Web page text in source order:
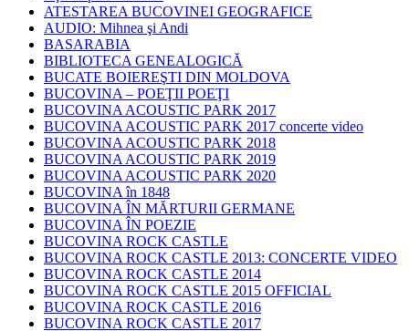
ATESTAREA BUCOVINEI GEOGRAFICE
AUDIO: Mihnea şi Andi
BASARABIA
BIBLIOTECA GENEALOGICĂ
BUCATE BOIEREŞTI DIN MOLDOVA
BUCOVINA – POEŢII POEŢI
BUCOVINA ACOUSTIC PARK 2017
BUCOVINA ACOUSTIC PARK 2017 concerte video
BUCOVINA ACOUSTIC PARK 2018
BUCOVINA ACOUSTIC PARK 2019
BUCOVINA ACOUSTIC PARK 2020
BUCOVINA în 1848
BUCOVINA ÎN MĂRTURII GERMANE
BUCOVINA ÎN POEZIE
BUCOVINA ROCK CASTLE
BUCOVINA ROCK CASTLE 2013: CONCERTE VIDEO
BUCOVINA ROCK CASTLE 2014
BUCOVINA ROCK CASTLE 2015 OFFICIAL
BUCOVINA ROCK CASTLE 2016
BUCOVINA ROCK CASTLE 2017